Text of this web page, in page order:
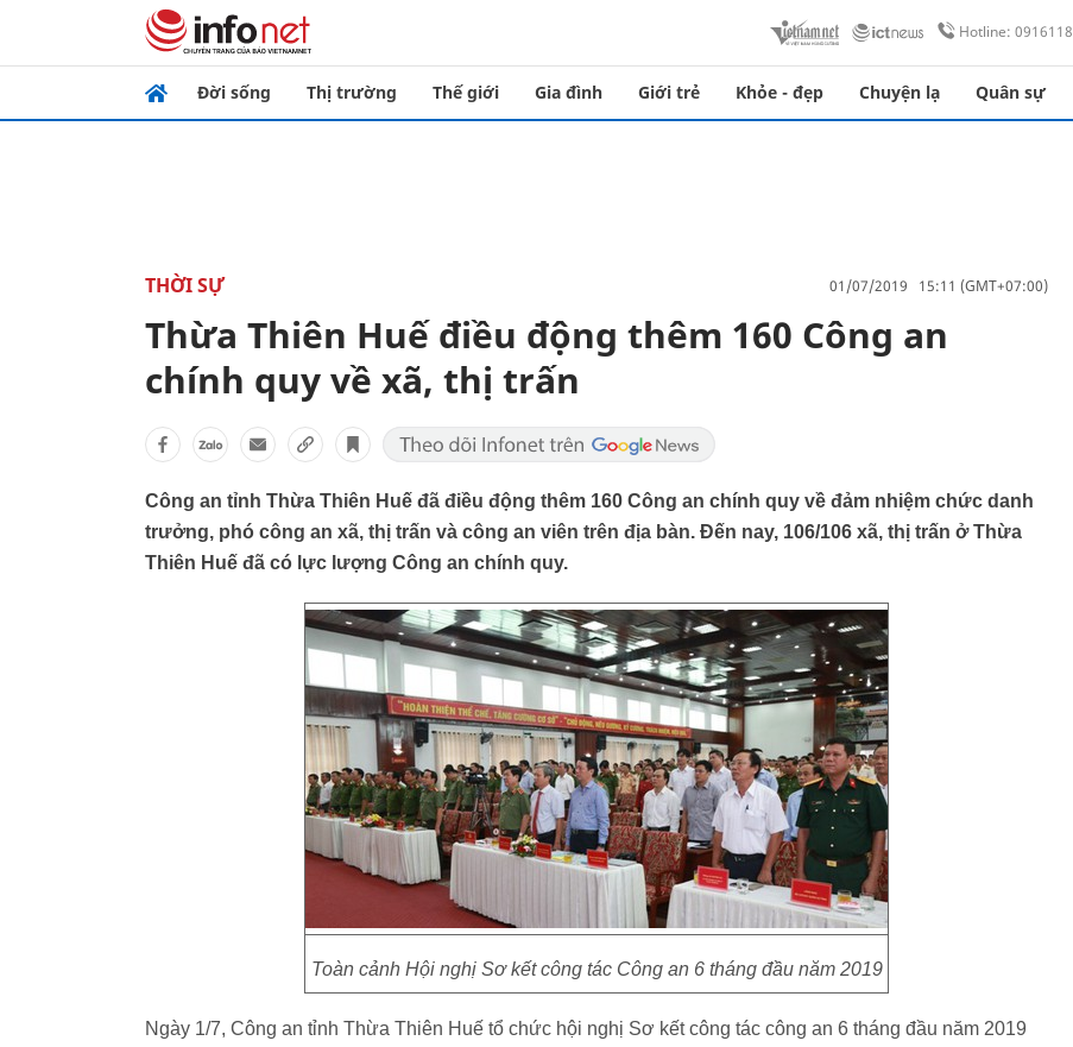
Hotline:
Đời sống Thị trường Thế giới Gia đình Giới trẻ Khỏe - đẹp Chuyện lạ Quân sự
THỜI SỰ 01/07/2019 15:11 (GMT+07:00)
Thừa Thiên Huế điều động thêm 160 Công an
chính quy về xã, thị trấn
Công an tỉnh Thừa Thiên Huế đã điều động thêm 160 Công an chính quy về đảm nhiệm chức danh
trưởng, phó công an xã, thị trấn và công an viên trên địa bàn. Đến nay, 106/106 xã, thị trấn ở Thừa
Thiên Huế đã có lực lượng Công an chính quy.
Toàn cảnh Hội nghị Sơ kết công tác Công an 6 tháng đầu năm 2019
Ngày 1/7, Công an tỉnh Thừa Thiên Huế tổ chức hội nghị Sơ kết công tác công an 6 tháng đầu năm 2019